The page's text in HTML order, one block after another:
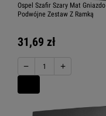
Ospel Szafir Szary Mat Gniazdo
Podwójne Zestaw Z Ramką
31,69 zł
− +